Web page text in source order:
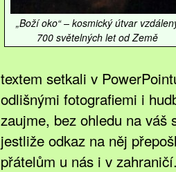
„Boží oko“ – kosmický útvar
700 světelných let od Země
textem setkali v
odlišnými fotografiemi i
zaujme, bez ohledu na váš
jestliže odkaz na něj
přátelům u nás i v